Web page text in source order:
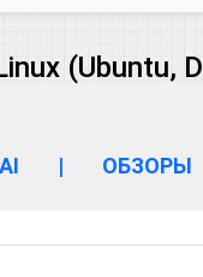
(Ubuntu,
AI | ОБЗОРЫ